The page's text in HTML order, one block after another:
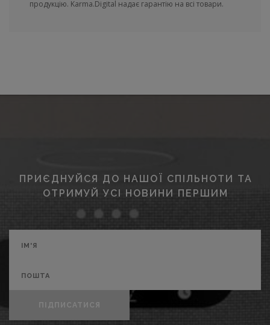
продукцію. Karma.Digital надає гарантію на всі товари.
ПРИЄДНУЙСЯ ДО НАШОЇ СПІЛЬНОТИ ТА
ОТРИМУЙ УСІ НОВИНИ ПЕРШИМ
ПІДПИСАТИСЯ